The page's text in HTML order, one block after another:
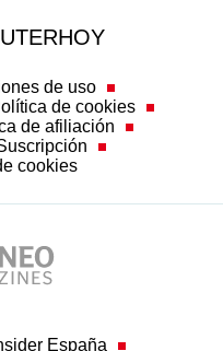
de uso
de cookies
de afiliación
cookies
España